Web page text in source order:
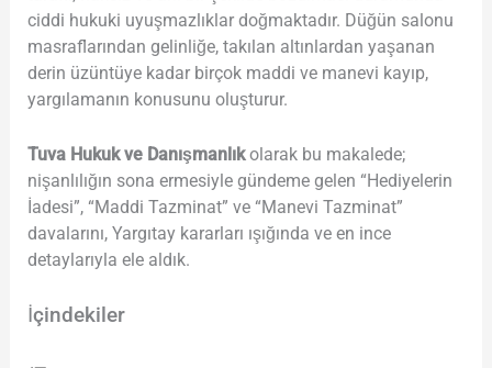
ciddi hukuki uyuşmazlıklar doğmaktadır. Düğün salonu
masraflarından gelinliğe, takılan altınlardan yaşanan
derin üzüntüye kadar birçok maddi ve manevi kayıp,
yargılamanın konusunu oluşturur.
Tuva Hukuk ve Danışmanlıkolarak bu makalede;
nişanlılığın sona ermesiyle gündeme gelen “Hediyelerin
İadesi”, “Maddi Tazminat” ve “Manevi Tazminat”
davalarını, Yargıtay kararları ışığında ve en ince
detaylarıyla ele aldık.
İçindekiler